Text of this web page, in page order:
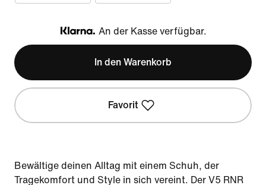
Klarna
An der Kasse verfügbar.
In den Warenkorb
Favorit
Bewältige deinen Alltag mit einem Schuh, der
Tragekomfort und Style in sich vereint. Der V5 RNR